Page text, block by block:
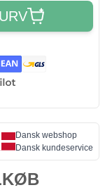
Dansk webshop
Dansk kundeservice